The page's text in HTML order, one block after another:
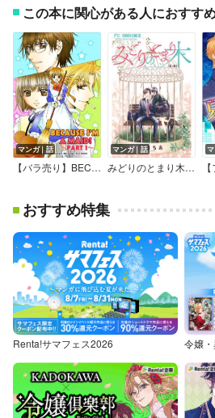
この本に関心がある人におすす
マンガ｜話
【バラ売り】BECAUSE I’M A MAID！［英語版］
マンガ｜話
みどりのとまり木【マイクロ】
おすすめ特集
Renta!サマフェス2026 令嬢